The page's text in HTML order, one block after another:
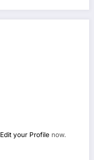
Edit your Profile now.